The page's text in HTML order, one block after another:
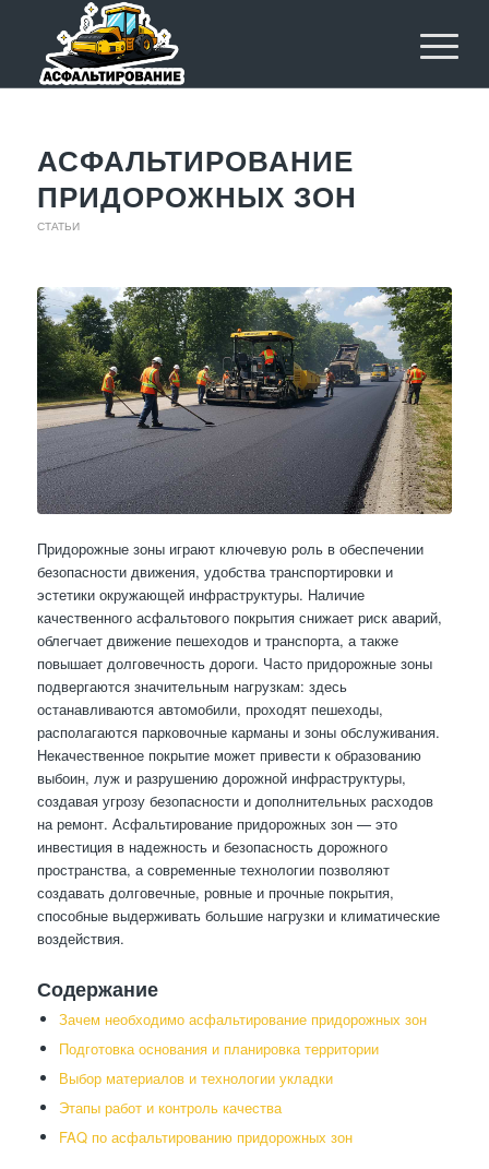
АСФАЛЬТИРОВАНИЕ
ПРИДОРОЖНЫХ ЗОН
СТАТЬИ
Придорожные зоны играют ключевую роль в обеспечении
безопасности движения, удобства транспортировки и
эстетики окружающей инфраструктуры. Наличие
качественного асфальтового покрытия снижает риск аварий,
облегчает движение пешеходов и транспорта, а также
повышает долговечность дороги. Часто придорожные зоны
подвергаются значительным нагрузкам: здесь
останавливаются автомобили, проходят пешеходы,
располагаются парковочные карманы и зоны обслуживания.
Некачественное покрытие может привести к образованию
выбоин, луж и разрушению дорожной инфраструктуры,
создавая угрозу безопасности и дополнительных расходов
на ремонт. Асфальтирование придорожных зон — это
инвестиция в надежность и безопасность дорожного
пространства, а современные технологии позволяют
создавать долговечные, ровные и прочные покрытия,
способные выдерживать большие нагрузки и климатические
воздействия.
Содержание
Зачем необходимо асфальтирование придорожных зон
Подготовка основания и планировка территории
Выбор материалов и технологии укладки
Этапы работ и контроль качества
FAQ по асфальтированию придорожных зон